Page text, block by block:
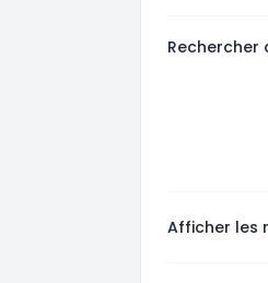
Rechercher
Afficher les